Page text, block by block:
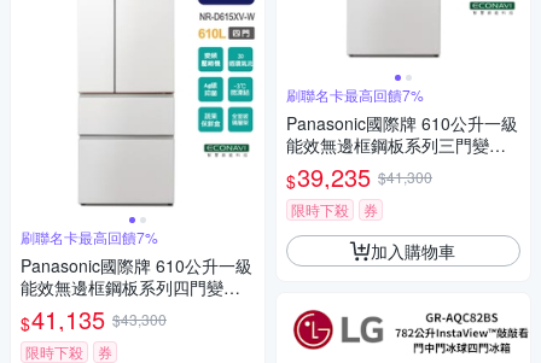
刷聯名卡最高回饋7%
Panasonic國際牌 610公升一級
能效無邊框鋼板系列四門變頻
電冰箱NR-D615XV-W~含拆箱
定位
$41,135 $43,300
限時下殺
券
刷聯名卡最高回饋7%
Panasonic國際牌 610公升一級
能效無邊框鋼板系列三門變頻
電冰箱NR-C615XV-W~含拆箱
定位
$39,235 $41,300
限時下殺
券
加入購物車